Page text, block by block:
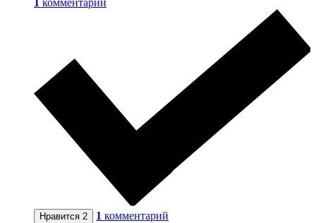
1 комментарий
Нравится 2 1 комментарий